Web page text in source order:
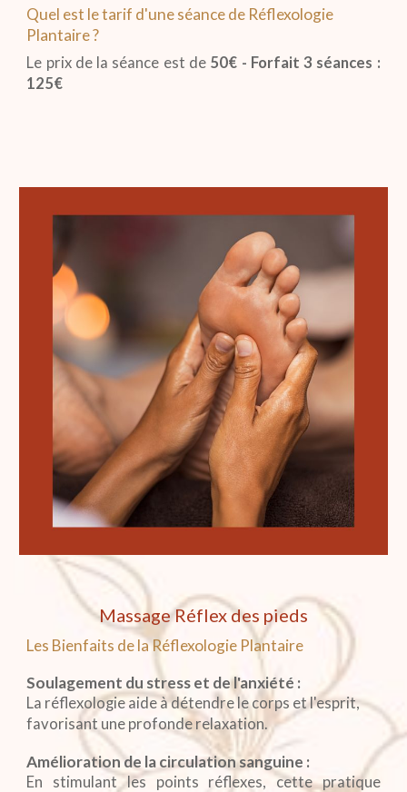
Quel est le tarif d'une séance de Réflexologie
Plantaire ?
Le prix de la séance est de 50€ - Forfait 3 séances :
125€
Massage Réflex des pieds
Les Bienfaits de la Réflexologie Plantaire
Soulagement du stress et de l'anxiété :
La réflexologie aide à détendre le corps et l'esprit,
favorisant une profonde relaxation.
Amélioration de la circulation sanguine :
En stimulant les points réflexes, cette pratique